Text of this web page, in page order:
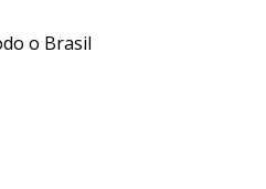
o Brasil